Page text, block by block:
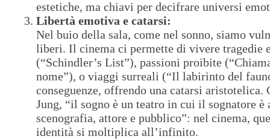
estetiche, ma chiavi per decifrare universi
Libertà emotiva e catarsi:
Nel buio della sala, come nel sonno, siamo
liberi. Il cinema ci permette di vivere tragedie
(“Schindler’s List”), passioni proibite
nome”), o viaggi surreali (“Il labirinto del
conseguenze, offrendo una catarsi aristotelica.
Jung, “il sogno è un teatro in cui il sognatore è
scenografia, attore e pubblico”: nel cinema,
identità si moltiplica all’infinito.